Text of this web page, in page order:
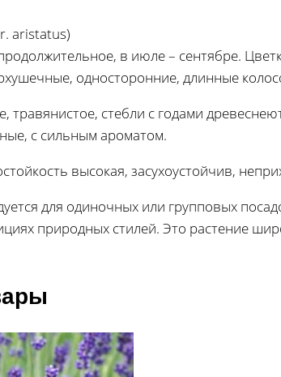
aristatus)
в июле – сентябре.
односторонние, длинные
травянистое, стебли с годами
с сильным ароматом.
высокая, засухоустойчив,
для одиночных или групповых
природных стилей. Это растение